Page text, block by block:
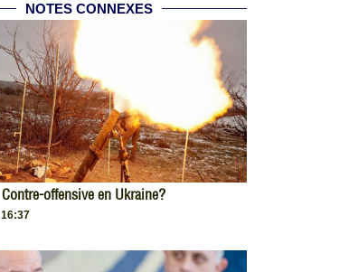
NOTES CONNEXES
Contre-offensive en Ukraine?
16:37